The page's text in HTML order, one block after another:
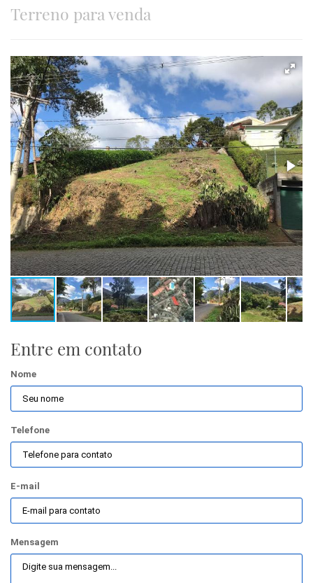
Terreno para venda
Entre em contato
Nome
Telefone
E-mail
Mensagem